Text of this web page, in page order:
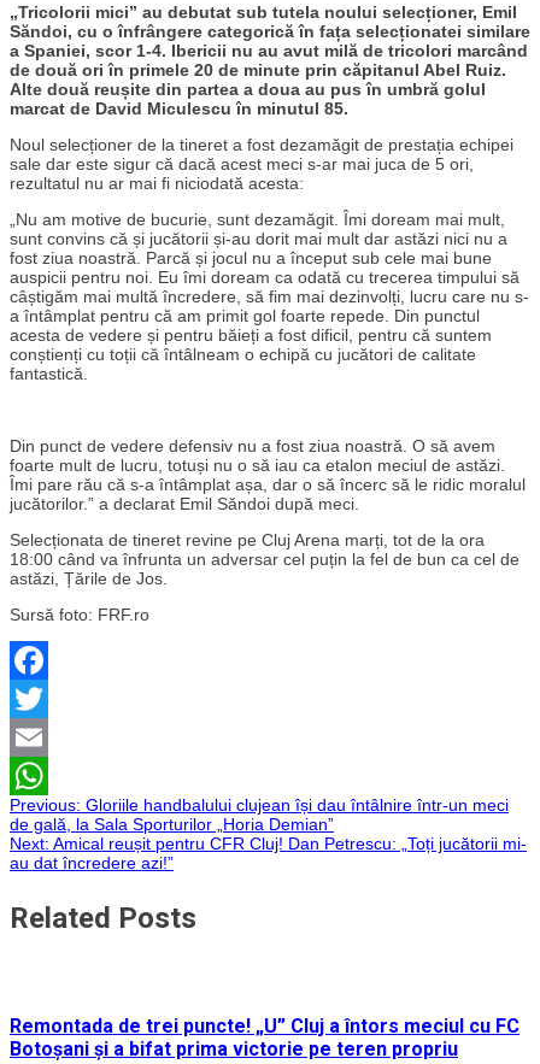
„Tricolorii mici” au debutat sub tutela noului selecționer, Emil
Săndoi, cu o înfrângere categorică în fața selecționatei similare
a Spaniei, scor 1-4. Ibericii nu au avut milă de tricolori marcând
de două ori în primele 20 de minute prin căpitanul Abel Ruiz.
Alte două reușite din partea a doua au pus în umbră golul
marcat de David Miculescu în minutul 85.
Noul selecționer de la tineret a fost dezamăgit de prestația echipei
sale dar este sigur că dacă acest meci s-ar mai juca de 5 ori,
rezultatul nu ar mai fi niciodată acesta:
„Nu am motive de bucurie, sunt dezamăgit. Îmi doream mai mult,
sunt convins că și jucătorii și-au dorit mai mult dar astăzi nici nu a
fost ziua noastră. Parcă și jocul nu a început sub cele mai bune
auspicii pentru noi. Eu îmi doream ca odată cu trecerea timpului să
câștigăm mai multă încredere, să fim mai dezinvolți, lucru care nu s-
a întâmplat pentru că am primit gol foarte repede. Din punctul
acesta de vedere și pentru băieți a fost dificil, pentru că suntem
conștienți cu toții că întâlneam o echipă cu jucători de calitate
fantastică.
Din punct de vedere defensiv nu a fost ziua noastră. O să avem
foarte mult de lucru, totuși nu o să iau ca etalon meciul de astăzi.
Îmi pare rău că s-a întâmplat așa, dar o să încerc să le ridic moralul
jucătorilor.” a declarat Emil Săndoi după meci.
Selecționata de tineret revine pe Cluj Arena marți, tot de la ora
18:00 când va înfrunta un adversar cel puțin la fel de bun ca cel de
astăzi, Țările de Jos.
Sursă foto: FRF.ro
Facebook
Twitter
Email
WhatsApp
Navigare
în
articole
Previous: Gloriile handbalului clujean își dau întâlnire într-un meci
de gală, la Sala Sporturilor „Horia Demian”
Next: Amical reușit pentru CFR Cluj! Dan Petrescu: „Toți jucătorii mi-
au dat încredere azi!”
Related Posts
Remontada de trei puncte! „U” Cluj a întors meciul cu FC
Botoșani și a bifat prima victorie pe teren propriu